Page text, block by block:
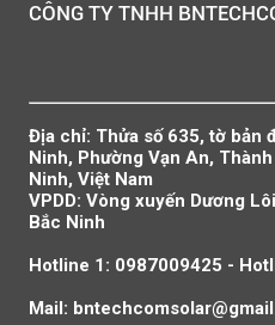
CÔNG TY TNHH
Địa chỉ: Thửa số 635, tờ bản
Ninh, Phường Vạn An,
Ninh, Việt Nam
VPDD: Vòng xuyến Dương
Bắc Ninh
Hotline 1: 0987009425 -
Mail: